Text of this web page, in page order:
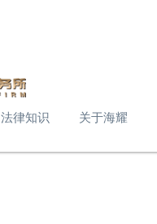
法律知识 关于海耀